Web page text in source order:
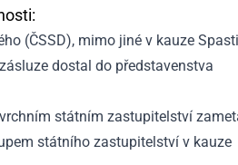
(ČSSD), mimo jiné v kauze
dostal do představenstva
státním zastupitelství
státního zastupitelství v kauze